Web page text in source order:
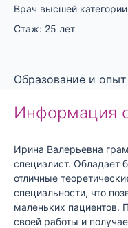
Врач высшей категории
Стаж: 25 лет
Образование и
Информация
Ирина Валерьевна
специалист. Обладает
отличные
специальности, что
маленьких пациентов.
своей работы и